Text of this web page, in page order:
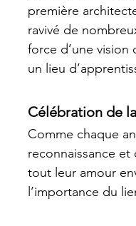
première
ravivé de
force d’une vision
un lieu
Célébration de
Comme chaque
reconnaissance
tout leur amour
l’importance du